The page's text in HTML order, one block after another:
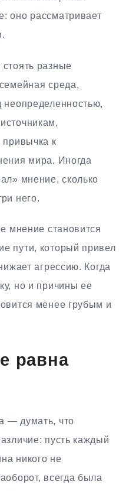
оно рассматривает
разные
среда,
неопределенностью,
привычка к
мира. Иногда
мнение, сколько
него.
мнение становится
пути, который привел
агрессию. Когда
но и причины ее
менее грубым и
равна
— думать, что
пусть каждый
никого не
всегда была